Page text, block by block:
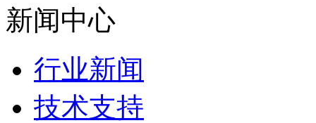
新闻中心
行业新闻
技术支持